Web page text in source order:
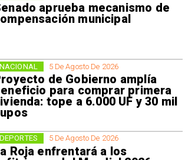
aprueba mecanismo de
municipal
5 De Agosto De 2026
de Gobierno amplía
para comprar primera
tope a 6.000 UF y 30 mil
NACIONAL
5 De Agosto De 2026
Roja enfrentará a los
DEPORTES